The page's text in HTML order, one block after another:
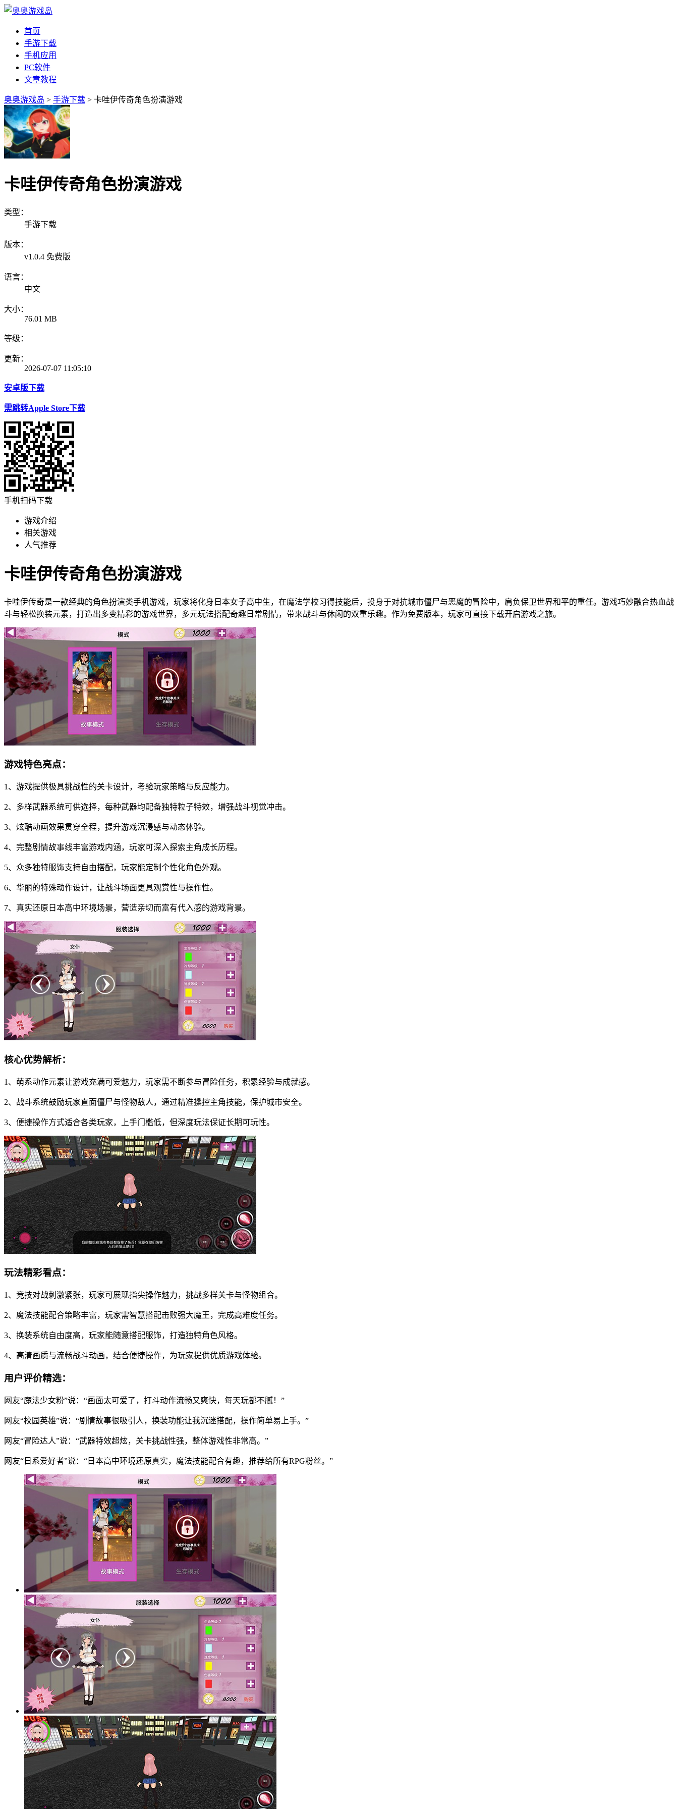
首页
手游下载
手机应用
PC软件
文章教程
奥奥游戏岛 > 手游下载 > 卡哇伊传奇角色扮演游戏
卡哇伊传奇角色扮演游戏
类型：
手游下载
版本：
v1.0.4 免费版
语言：
中文
大小：
76.01 MB
等级：
更新：
2026-07-07 11:05:10
安卓版下载
需跳转Apple Store下载
手机扫码下载
游戏介绍
相关游戏
人气推荐
卡哇伊传奇角色扮演游戏
卡哇伊传奇是一款经典的角色扮演类手机游戏，玩家将化身日本女子高中生，在魔法学校习得技能后，投身于对抗城市僵尸与恶魔的冒险中，肩负保卫世界和平的重任。游戏巧妙融合热血战
斗与轻松换装元素，打造出多变精彩的游戏世界，多元玩法搭配奇趣日常剧情，带来战斗与休闲的双重乐趣。作为免费版本，玩家可直接下载开启游戏之旅。
游戏特色亮点：
1、游戏提供极具挑战性的关卡设计，考验玩家策略与反应能力。
2、多样武器系统可供选择，每种武器均配备独特粒子特效，增强战斗视觉冲击。
3、炫酷动画效果贯穿全程，提升游戏沉浸感与动态体验。
4、完整剧情故事线丰富游戏内涵，玩家可深入探索主角成长历程。
5、众多独特服饰支持自由搭配，玩家能定制个性化角色外观。
6、华丽的特殊动作设计，让战斗场面更具观赏性与操作性。
7、真实还原日本高中环境场景，营造亲切而富有代入感的游戏背景。
核心优势解析：
1、萌系动作元素让游戏充满可爱魅力，玩家需不断参与冒险任务，积累经验与成就感。
2、战斗系统鼓励玩家直面僵尸与怪物敌人，通过精准操控主角技能，保护城市安全。
3、便捷操作方式适合各类玩家，上手门槛低，但深度玩法保证长期可玩性。
玩法精彩看点：
1、竞技对战刺激紧张，玩家可展现指尖操作魅力，挑战多样关卡与怪物组合。
2、魔法技能配合策略丰富，玩家需智慧搭配击败强大魔王，完成高难度任务。
3、换装系统自由度高，玩家能随意搭配服饰，打造独特角色风格。
4、高清画质与流畅战斗动画，结合便捷操作，为玩家提供优质游戏体验。
用户评价精选：
网友“魔法少女粉”说：“画面太可爱了，打斗动作流畅又爽快，每天玩都不腻！”
网友“校园英雄”说：“剧情故事很吸引人，换装功能让我沉迷搭配，操作简单易上手。”
网友“冒险达人”说：“武器特效超炫，关卡挑战性强，整体游戏性非常高。”
网友“日系爱好者”说：“日本高中环境还原真实，魔法技能配合有趣，推荐给所有RPG粉丝。”